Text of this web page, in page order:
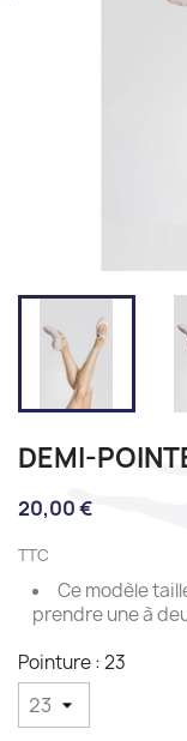
DEMI-
20,00 €
TTC
Ce modèle
prendre une à
Pointure : 23